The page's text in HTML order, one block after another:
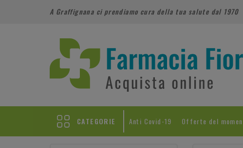
A Graffignana ci prendiamo cura della tua salute dal 1970
CATEGORIE Anti Covid-19 Offerte del